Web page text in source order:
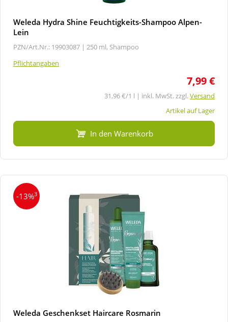
Weleda Hydra Shine Feuchtigkeits-Shampoo Alpen-
Lein
PZN/Art.Nr.: 19903087 | 250 ml, Shampoo
Pflichtangaben
7,99 €
31,96 €/1 l | inkl. MwSt. zzgl.Versand
Artikel auf Lager
In den Warenkorb
-13%3
Weleda Geschenkset Haircare Rosmarin